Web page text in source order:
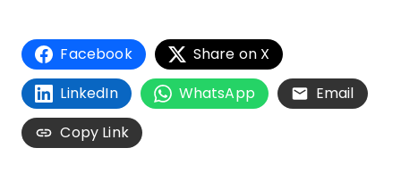
Facebook
Share on X
LinkedIn
WhatsApp
Email
Copy Link